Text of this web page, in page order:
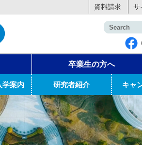
資料請求 サ
卒業生の方へ
学案内 研究者紹介 キャ